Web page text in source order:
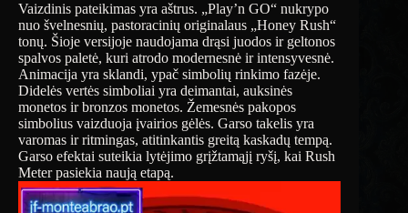
Vaizdinis pateikimas yra aštrus. „Play’n GO“ nukrypo
nuo švelnesnių, pastoracinių originalaus „Honey Rush“
tonų. Šioje versijoje naudojama drąsi juodos ir geltonos
spalvos paletė, kuri atrodo modernesnė ir intensyvesnė.
Animacija yra sklandi, ypač simbolių rinkimo fazėje.
Didelės vertės simboliai yra deimantai, auksinės
monetos ir bronzos monetos. Žemesnės pakopos
simbolius vaizduoja įvairios gėlės. Garso takelis yra
varomas ir ritmingas, atitinkantis greitą kaskadų tempą.
Garso efektai suteikia lytėjimo grįžtamąjį ryšį, kai Rush
Meter pasiekia naują etapą.